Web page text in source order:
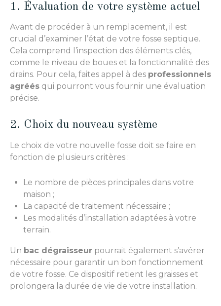
1. Évaluation de votre système actuel
Avant de procéder à un remplacement, il est
crucial d’examiner l’état de votre fosse septique.
Cela comprend l’inspection des éléments clés,
comme le niveau de boues et la fonctionnalité des
drains. Pour cela, faites appel à des professionnels
agréés qui pourront vous fournir une évaluation
précise.
2. Choix du nouveau système
Le choix de votre nouvelle fosse doit se faire en
fonction de plusieurs critères :
Le nombre de pièces principales dans votre
maison ;
La capacité de traitement nécessaire ;
Les modalités d’installation adaptées à votre
terrain.
Un bac dégraisseur pourrait également s’avérer
nécessaire pour garantir un bon fonctionnement
de votre fosse. Ce dispositif retient les graisses et
prolongera la durée de vie de votre installation.